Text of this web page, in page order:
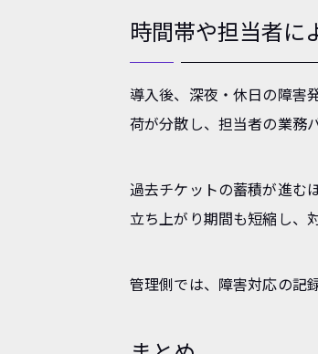
時間帯や担当者に
導入後、深夜・休日の障害
荷が分散し、担当者の業務
過去チケットの蓄積が進む
立ち上がり期間も短縮し、
管理側では、障害対応の記